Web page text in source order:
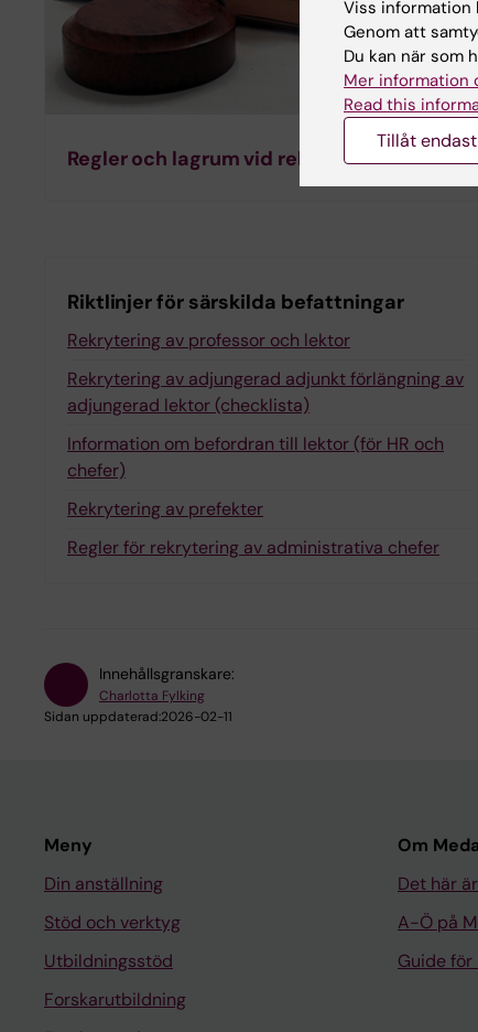
Regler och lagrum vid rekrytering
Riktlinjer för särskilda befattningar
Rekrytering av professor och lektor
Rekrytering av adjungerad adjunkt förlängning av
adjungerad lektor (checklista)
Information om befordran till lektor (för HR och
chefer)
Rekrytering av prefekter
Regler för rekrytering av administrativa chefer
Innehållsgranskare:
Charlotta Fylking
Sidan uppdaterad:2026-02-11
Meny
Din anställning
Stöd och verktyg
Utbildningsstöd
Forskarutbildning
Om
Det här
A-Ö på
Guide
Viss information
Genom att
Du kan när som
Mer information
Read this
Tillåt